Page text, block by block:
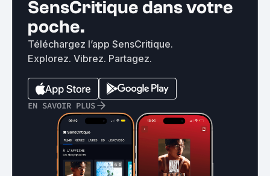
SensCritique dans votre
poche.
Téléchargez l’app SensCritique.
Explorez. Vibrez. Partagez.
EN SAVOIR PLUS